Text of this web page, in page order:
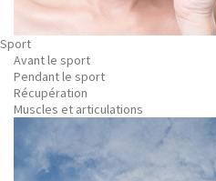
Sport
Avant le sport
Pendant le sport
Récupération
Muscles et articulations